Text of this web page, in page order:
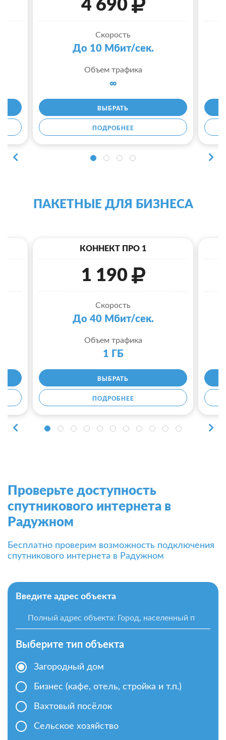
4 690
Скорость
До 10 Мбит/сек.
Объем трафика
∞
ВЫБРАТЬ
ПОДРОБНЕЕ
ПАКЕТНЫЕ ДЛЯ БИЗНЕСА
КОННЕКТ ПРО 1
1 190
Скорость
До 40 Мбит/сек.
Объем трафика
1 ГБ
ВЫБРАТЬ
ПОДРОБНЕЕ
Проверьте доступность
спутникового интернета в
Радужном
Бесплатно проверим возможность подключения
спутникового интернета в Радужном
Введите адрес объекта
Выберите тип объекта
Загородный дом
Бизнес (кафе, отель, стройка и т.п.)
Вахтовый посёлок
Сельское хозяйство